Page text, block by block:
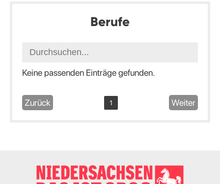
Berufe
Keine passenden Einträge gefunden.
Zurück 1 Weiter